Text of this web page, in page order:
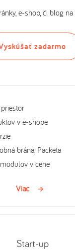
e-shop, či blog
v e-shope
brána, Packeta
v cene
Viac
zadarmo
Start-up